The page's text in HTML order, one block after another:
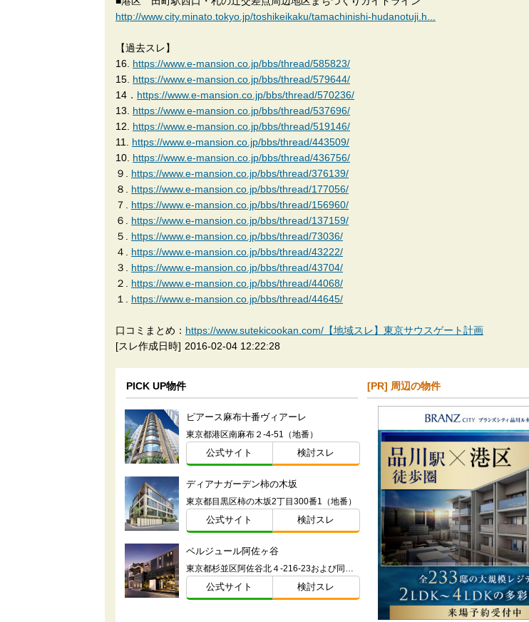
http://www.city.minato.tokyo.jp/toshikeikaku/tamachinishi-hudanotuji.h...
【過去スレ】
16. https://www.e-mansion.co.jp/bbs/thread/585823/
15. https://www.e-mansion.co.jp/bbs/thread/579644/
14． https://www.e-mansion.co.jp/bbs/thread/570236/
13. https://www.e-mansion.co.jp/bbs/thread/537696/
12. https://www.e-mansion.co.jp/bbs/thread/519146/
11. https://www.e-mansion.co.jp/bbs/thread/443509/
10. https://www.e-mansion.co.jp/bbs/thread/436756/
９. https://www.e-mansion.co.jp/bbs/thread/376139/
８. https://www.e-mansion.co.jp/bbs/thread/177056/
７. https://www.e-mansion.co.jp/bbs/thread/156960/
６. https://www.e-mansion.co.jp/bbs/thread/137159/
５. https://www.e-mansion.co.jp/bbs/thread/73036/
４. https://www.e-mansion.co.jp/bbs/thread/43222/
３. https://www.e-mansion.co.jp/bbs/thread/43704/
２. https://www.e-mansion.co.jp/bbs/thread/44068/
１. https://www.e-mansion.co.jp/bbs/thread/44645/
口コミまとめ： https://www.sutekicookan.com/【地域スレ】東京サウスゲート計画
[スレ作成日時] 2016-02-04 12:22:28
PICK UP物件
ピアース麻布十番ヴィアーレ
東京都港区南麻布２-4-51（地番）
公式サイト 検討スレ
ディアナガーデン柿の木坂
東京都目黒区柿の木坂2丁目300番1（地番）
公式サイト 検討スレ
ベルジュール阿佐ヶ谷
東京都杉並区阿佐谷北４-216-23および同番2（地番）
公式サイト 検討スレ
[PR] 周辺の物件